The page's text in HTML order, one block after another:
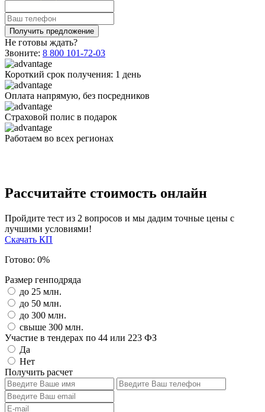
Не готовы ждать?
Звоните: 8 800 101-72-03
Короткий срок получения: 1 день
Оплата напрямую, без посредников
Страховой полис в подарок
Работаем во всех регионах
Рассчитайте стоимость онлайн
Пройдите тест из 2 вопросов и мы дадим точные цены с
лучшими условиями!
Скачать КП
Готово: 0%
Размер генподряда
до 25 млн.
до 50 млн.
до 300 млн.
свыше 300 млн.
Участие в тендерах по 44 или 223 ФЗ
Да
Нет
Получить расчет